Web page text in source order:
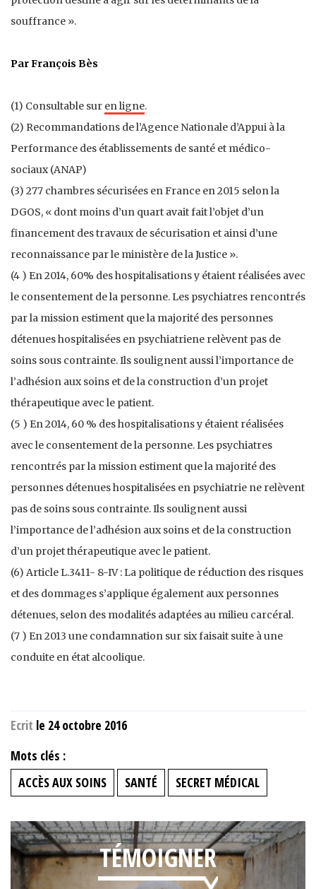
souffrance ».
Par François Bès
(1) Consultable sur en ligne.
(2) Recommandations de l’Agence Nationale d’Appui à la
Performance des établissements de santé et médico-
sociaux (ANAP)
(3) 277 chambres sécurisées en France en 2015 selon la
DGOS, « dont moins d’un quart avait fait l’objet d’un
financement des travaux de sécurisation et ainsi d’une
reconnaissance par le ministère de la Justice ».
(4 ) En 2014, 60% des hospitalisations y étaient réalisées avec
le consentement de la personne. Les psychiatres rencontrés
par la mission estiment que la majorité des personnes
détenues hospitalisées en psychiatriene relèvent pas de
soins sous contrainte. Ils soulignent aussi l’importance de
l’adhésion aux soins et de la construction d’un projet
thérapeutique avec le patient.
(5 ) En 2014, 60 % des hospitalisations y étaient réalisées
avec le consentement de la personne. Les psychiatres
rencontrés par la mission estiment que la majorité des
personnes détenues hospitalisées en psychiatrie ne relèvent
pas de soins sous contrainte. Ils soulignent aussi
l’importance de l’adhésion aux soins et de la construction
d’un projet thérapeutique avec le patient.
(6) Article L.3411- 8-IV : La politique de réduction des risques
et des dommages s’applique également aux personnes
détenues, selon des modalités adaptées au milieu carcéral.
(7 ) En 2013 une condamnation sur six faisait suite à une
conduite en état alcoolique.
Ecrit le 24 octobre 2016
Mots clés :
ACCÈS AUX SOINS
SANTÉ SECRET MÉDICAL
TÉMOIGNER